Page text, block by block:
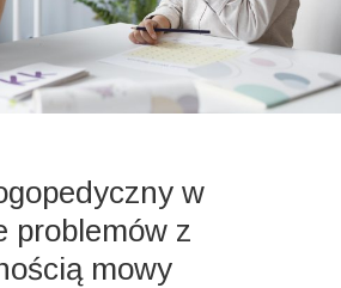
w
problemów z
mowy